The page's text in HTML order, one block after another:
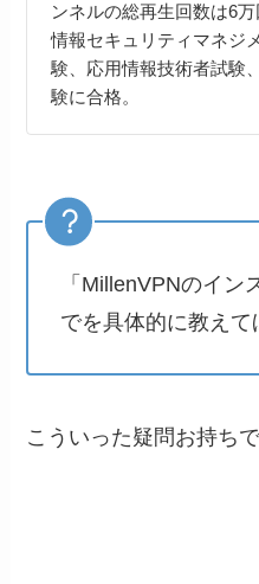
ンネルの総再生回数は6
情報セキュリティマネジ
験、応用情報技術者試験
験に合格。
「MillenVPNのイン
でを具体的に教えて
こういった疑問お持ちで